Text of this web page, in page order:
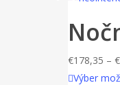
€178,35 – €
Výber